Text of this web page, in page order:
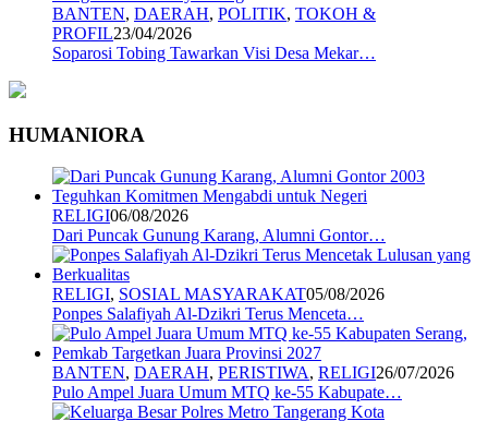
BANTEN, DAERAH, POLITIK, TOKOH &
PROFIL23/04/2026
Soparosi Tobing Tawarkan Visi Desa Mekar…
HUMANIORA
RELIGI06/08/2026
Dari Puncak Gunung Karang, Alumni Gontor…
RELIGI, SOSIAL MASYARAKAT05/08/2026
Ponpes Salafiyah Al-Dzikri Terus Menceta…
BANTEN, DAERAH, PERISTIWA, RELIGI26/07/2026
Pulo Ampel Juara Umum MTQ ke-55 Kabupate…